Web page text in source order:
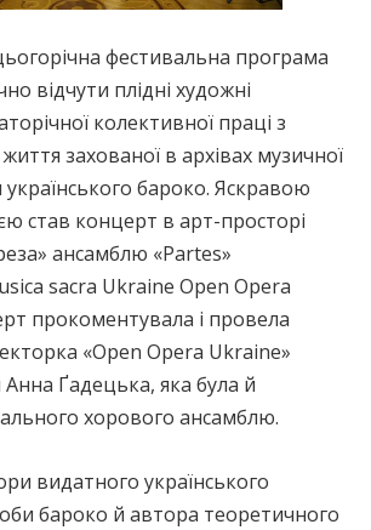
фестивальна програма
відчути плідні художні
колективної праці з
захованої в архівах музичної
бароко. Яскравою
став концерт в арт-просторі
ансамблю «Partes»
sacra Ukraine Open Opera
прокоментувала і провела
«Open Opera Ukraine»
Ґадецька, яка була й
хорового ансамблю.
видатного українського
бароко й автора теоретичного